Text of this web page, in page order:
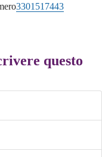
3301517443
questo